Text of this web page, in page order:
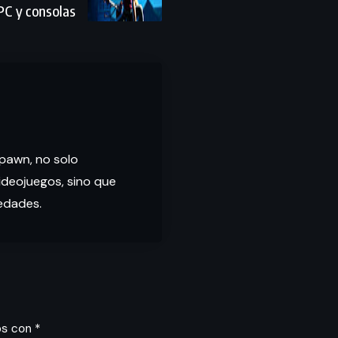
y consolas
no solo
sino que
con *